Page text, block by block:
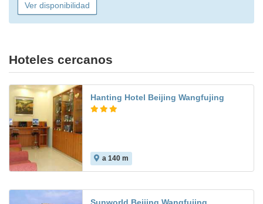
Ver disponibilidad
Hoteles cercanos
Hanting Hotel Beijing Wangfujing
a 140 m